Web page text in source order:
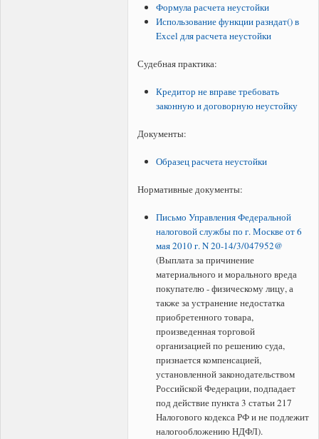
Формула расчета неустойки
Использование функции разндат() в
Excel для расчета неустойки
Судебная практика:
Кредитор не вправе требовать
законную и договорную неустойку
Документы:
Образец расчета неустойки
Нормативные документы:
Письмо Управления Федеральной
налоговой службы по г. Москве от 6
мая 2010 г. N 20-14/3/047952@
(Выплата за причинение
материального и морального вреда
покупателю - физическому лицу, а
также за устранение недостатка
приобретенного товара,
произведенная торговой
организацией по решению суда,
признается компенсацией,
установленной законодательством
Российской Федерации, подпадает
под действие пункта 3 статьи 217
Налогового кодекса РФ и не подлежит
налогообложению НДФЛ).